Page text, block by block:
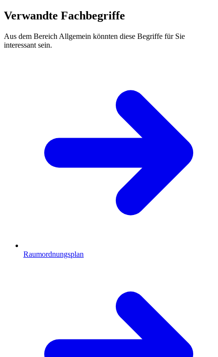
Verwandte Fachbegriffe
Aus dem Bereich Allgemein könnten diese Begriffe für Sie
interessant sein.
Raumordnungsplan